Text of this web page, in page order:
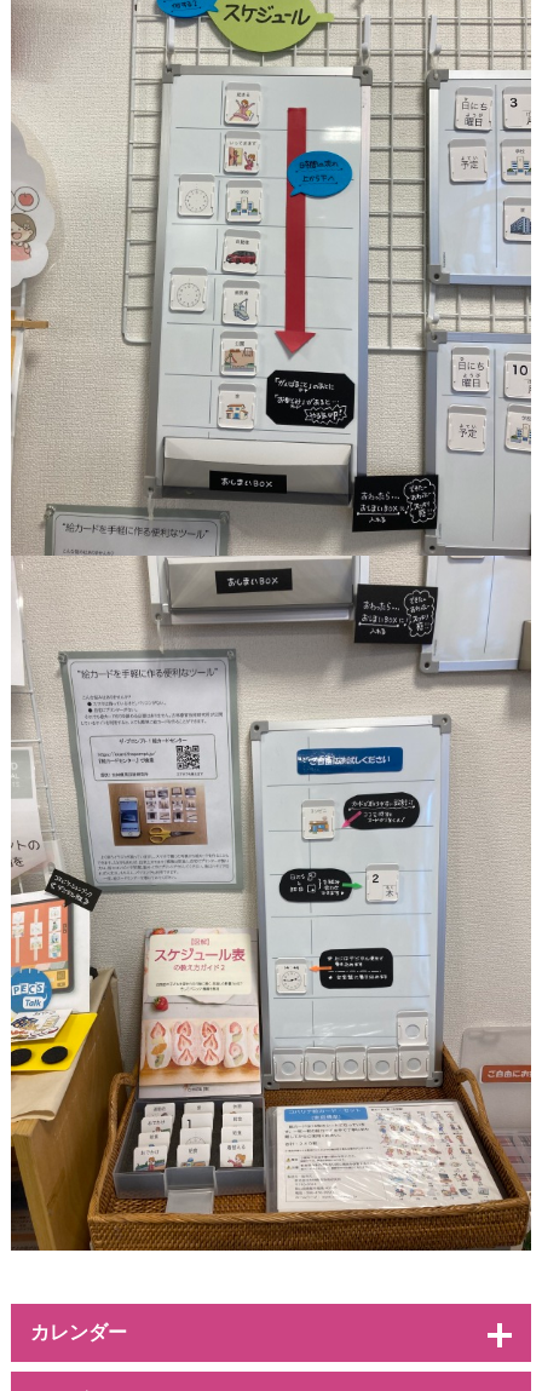
カレンダー